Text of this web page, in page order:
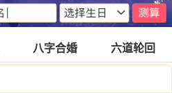
八字合婚 六道轮回